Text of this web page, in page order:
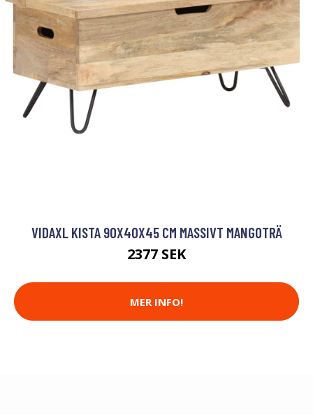
VIDAXL KISTA 90X40X45 CM MASSIVT MANGOTRÄ
2377 SEK
MER INFO!